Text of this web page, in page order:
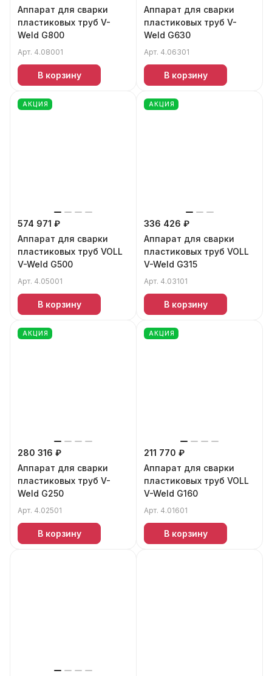
Аппарат для сварки
пластиковых труб V-
Weld G800
Арт. 4.08001
В корзину
Аппарат для сварки
пластиковых труб V-
Weld G630
Арт. 4.06301
В корзину
АКЦИЯ
574 971 ₽
Аппарат для сварки
пластиковых труб VOLL
V-Weld G500
Арт. 4.05001
В корзину
АКЦИЯ
336 426 ₽
Аппарат для сварки
пластиковых труб VOLL
V-Weld G315
Арт. 4.03101
В корзину
АКЦИЯ
280 316 ₽
Аппарат для сварки
пластиковых труб V-
Weld G250
Арт. 4.02501
В корзину
АКЦИЯ
211 770 ₽
Аппарат для сварки
пластиковых труб VOLL
V-Weld G160
Арт. 4.01601
В корзину